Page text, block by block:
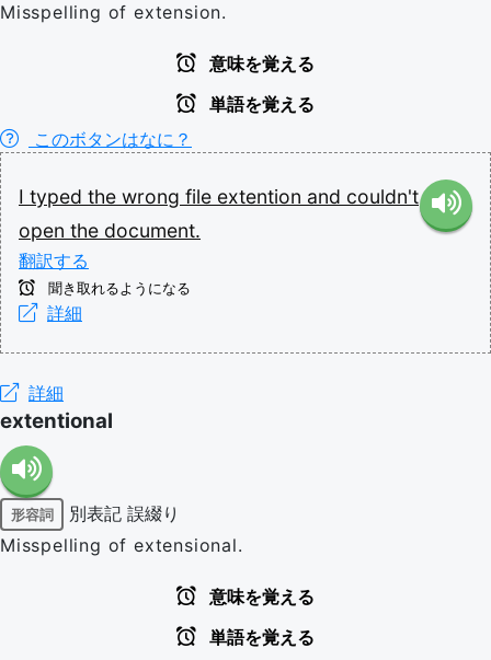
Misspelling of extension.
意味を覚える
単語を覚える
このボタンはなに？
I typed the wrong file extention and couldn't
open the document.
翻訳する
聞き取れるようになる
詳細
詳細
extentional
形容詞 別表記 誤綴り
Misspelling of extensional.
意味を覚える
単語を覚える